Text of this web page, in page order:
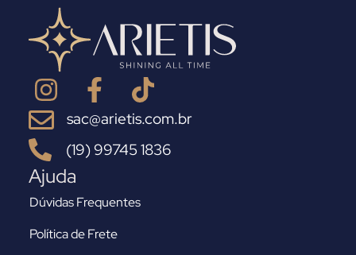
sac@arietis.com.br
(19) 99745 1836
Ajuda
Dúvidas Frequentes
Política de Frete